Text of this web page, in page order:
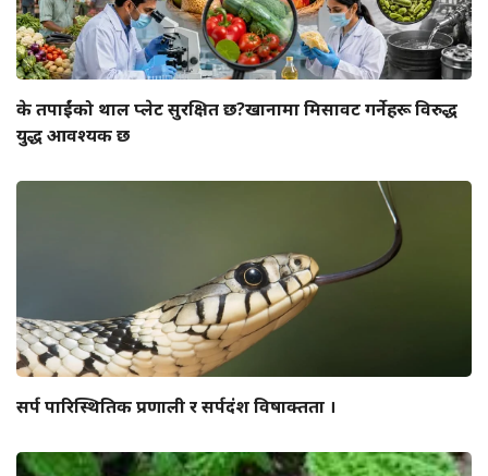
के तपाईंको थाल प्लेट सुरक्षित छ?खानामा मिसावट गर्नेहरू विरुद्ध
युद्ध आवश्यक छ
सर्प पारिस्थितिक प्रणाली र सर्पदंश विषाक्तता ।